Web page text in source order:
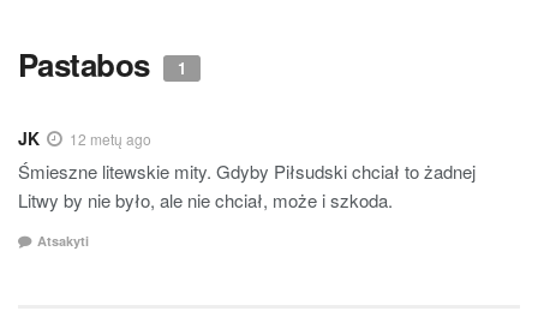
Pastabos 1
JK 12 metų ago
Śmieszne litewskie mity. Gdyby Piłsudski chciał to żadnej
Litwy by nie było, ale nie chciał, może i szkoda.
Atsakyti